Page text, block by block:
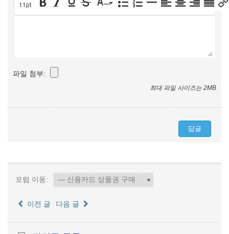
11pt
파일 첨부:
최대 파일 사이즈는 2MB
포럼 이동:
이전 글 다음 글